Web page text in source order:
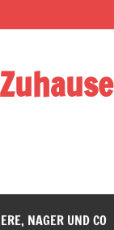
NAGER UND CO